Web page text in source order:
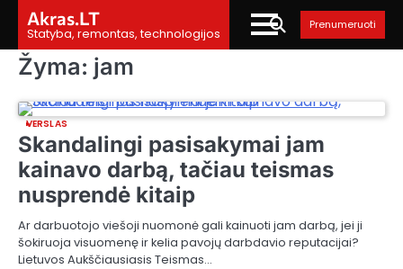
content
Akras.LT
Statyba, remontas, technologijos
Prenumeruoti
Žyma: jam
VERSLAS
Skandalingi pasisakymai jam
kainavo darbą, tačiau teismas
nusprendė kitaip
Ar darbuotojo viešoji nuomonė gali kainuoti jam darbą, jei ji
šokiruoja visuomenę ir kelia pavojų darbdavio reputacijai?
Lietuvos Aukščiausiasis Teismas…